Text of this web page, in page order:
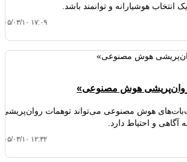
انتخاب هوشیارانه و توانمند باشد.
۱۴۰۵/۰۳/۱۰
هوش مصنوعی»
هوش مصنوعی می‌تواند توهمات روان‌پریشی
آگاهی و احتیاط دارد.
۱۴۰۵/۰۳/۱۰